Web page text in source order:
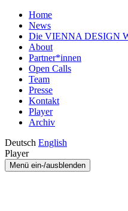
Home
News
Die VIENNA DESIGN
About
Partner*innen
Open Calls
Team
Presse
Kontakt
Player
Archiv
Deutsch English
Player
Menü ein-/ausblenden